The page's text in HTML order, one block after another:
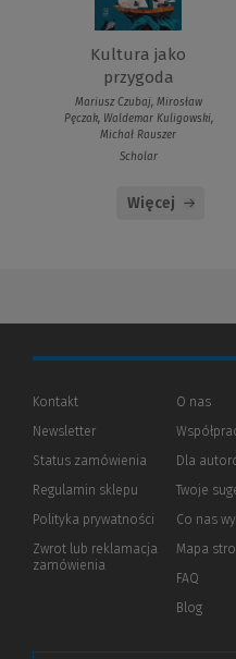
Kultura jako
przygoda
Mariusz Czubaj, Mirosław
Pęczak, Waldemar Kuligowski,
Michał Rauszer
Scholar
Więcej
Kontakt
Newsletter
Status zamówienia
Regulamin sklepu
Polityka prywatności (Nowe
(Link
innej
Zwrot lub reklamacja
zamówienia
O nas
Dla
Twoje
Co nas
Mapa
FAQ
Blog